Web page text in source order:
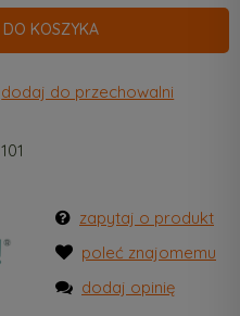
DO KOSZYKA
dodaj do przechowalni
101
zapytaj o produkt
poleć znajomemu
dodaj opinię